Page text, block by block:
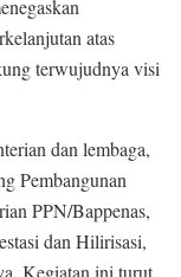
atas
terwujudnya visi
dan lembaga,
Pembangunan
PPN/Bappenas,
dan Hilirisasi,
Kegiatan ini turut